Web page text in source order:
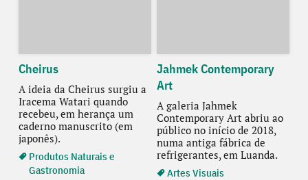
Cheirus
A ideia da Cheirus surgiu a
Iracema Watari quando
recebeu, em herança um
caderno manuscrito (em
japonês).
Produtos Naturais e
Gastronomia
Jahmek Contemporary
Art
A galeria Jahmek
Contemporary Art abriu ao
público no início de 2018,
numa antiga fábrica de
refrigerantes, em Luanda.
Artes Visuais